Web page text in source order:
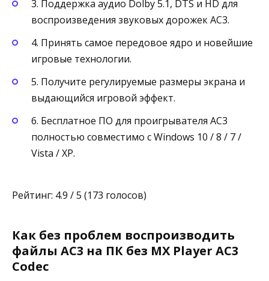
3. Поддержка аудио Dolby 5.1, DTS и HD для
воспроизведения звуковых дорожек AC3.
4. Принять самое передовое ядро ​​и новейшие
игровые технологии.
5. Получите регулируемые размеры экрана и
выдающийся игровой эффект.
6. Бесплатное ПО для проигрывателя AC3
полностью совместимо с Windows 10 / 8 / 7 /
Vista / XP.
Рейтинг: 4.9 / 5 (173 голосов)
Как без проблем воспроизводить
файлы AC3 на ПК без MX Player AC3
Codec